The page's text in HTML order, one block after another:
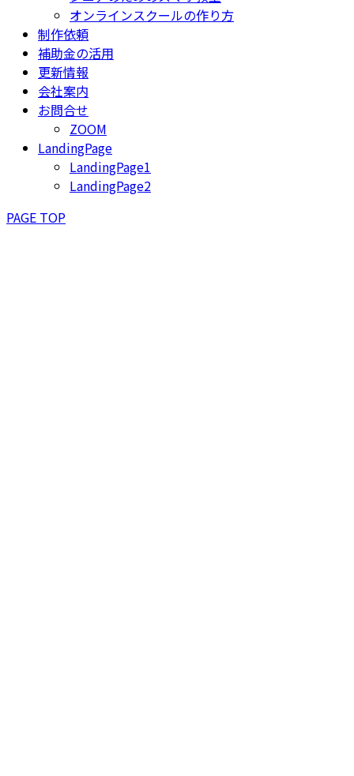
オンラインスクールの作り方
制作依頼
補助金の活用
更新情報
会社案内
お問合せ
ZOOM
LandingPage
LandingPage1
LandingPage2
PAGE TOP